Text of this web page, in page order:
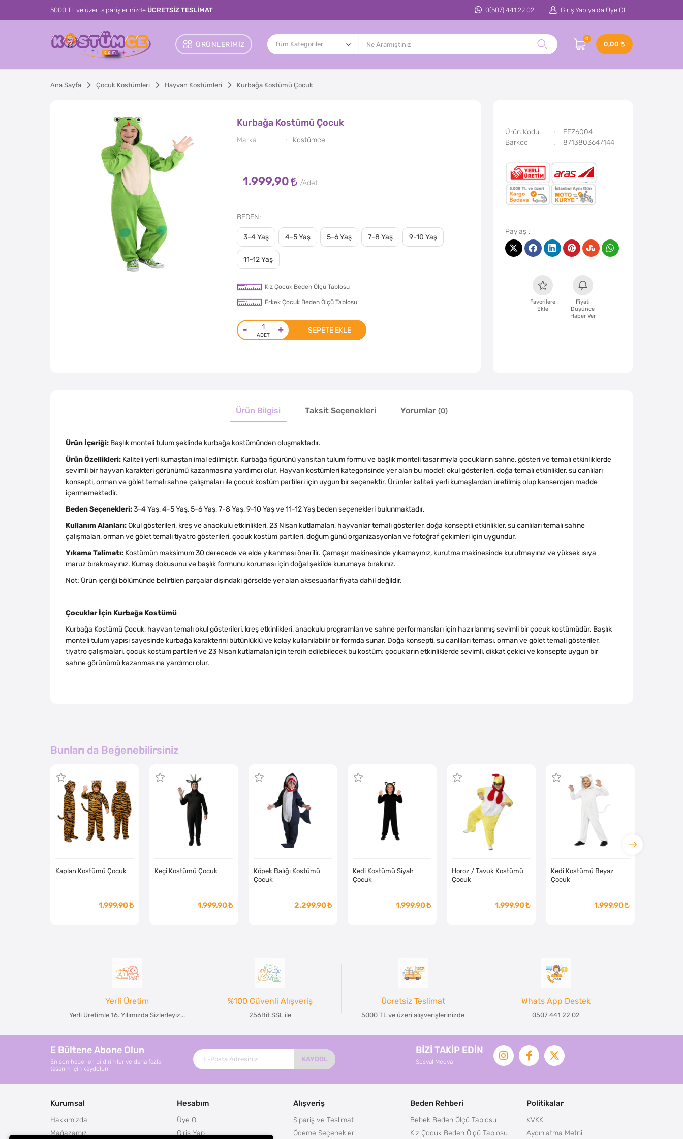
5000 TL ve üzeri siparişlerinizde ÜCRETSİZ TESLİMAT 0(507) 441 22 02 Giriş Yap ya da Üye Ol
ÜRÜNLERIMIZ
0
0,00
Ana Sayfa Çocuk Kostümleri Hayvan Kostümleri Kurbağa Kostümü Çocuk
Kurbağa Kostümü Çocuk
Marka Kostümce
1.999,90
BEDEN
3-4 Yaş 4-5 Yaş 5-6 Yaş 7-8 Yaş 9-10 Yaş
11-12 Yaş
Kız Çocuk Beden Ölçü Tablosu
Erkek Çocuk Beden Ölçü Tablosu
- + SEPETE EKLE
Ürün Kodu
EFZ6004
Barkod
8713803647144
Favorilere
Ekle
Fiyatı
Düşünce
Haber Ver
Ürün Bilgisi Taksit Seçenekleri Yorumlar (0)
Ürün İçeriği: Başlık monteli tulum şeklinde kurbağa kostümünden oluşmaktadır.
Ürün Özellikleri: Kaliteli yerli kumaştan imal edilmiştir. Kurbağa figürünü yansıtan tulum formu ve başlık monteli tasarımıyla çocukların sahne, gösteri ve temalı etkinliklerde
sevimli bir hayvan karakteri görünümü kazanmasına yardımcı olur. Hayvan kostümleri kategorisinde yer alan bu model; okul gösterileri, doğa temalı etkinlikler, su canlıları
konsepti, orman ve gölet temalı sahne çalışmaları ile çocuk kostüm partileri için uygun bir seçenektir. Ürünler kaliteli yerli kumaşlardan üretilmiş olup kanserojen madde
içermemektedir.
Beden Seçenekleri:3-4 Yaş, 4-5 Yaş, 5-6 Yaş, 7-8 Yaş, 9-10 Yaş ve 11-12 Yaş beden seçenekleri bulunmaktadır.
Kullanım Alanları:Okul gösterileri, kreş ve anaokulu etkinlikleri, 23 Nisan kutlamaları, hayvanlar temalı gösteriler, doğa konseptli etkinlikler, su canlıları temalı sahne
çalışmaları, orman ve gölet temalı tiyatro gösterileri, çocuk kostüm partileri, doğum günü organizasyonları ve fotoğraf çekimleri için uygundur.
Yıkama Talimatı: Kostümün maksimum 30 derecede ve elde yıkanması önerilir. Çamaşır makinesinde yıkamayınız, kurutma makinesinde kurutmayınız ve yüksek ısıya
maruz bırakmayınız. Kumaş dokusunu ve başlık formunu koruması için doğal şekilde kurumaya bırakınız.
Not: Ürün içeriği bölümünde belirtilen parçalar dışındaki görselde yer alan aksesuarlar fiyata dahil değildir.
Çocuklar İçin Kurbağa Kostümü
Kurbağa Kostümü Çocuk, hayvan temalı okul gösterileri, kreş etkinlikleri, anaokulu programları ve sahne performansları için hazırlanmış sevimli bir çocuk kostümüdür. Başlık
monteli tulum yapısı sayesinde kurbağa karakterini bütünlüklü ve kolay kullanılabilir bir formda sunar. Doğa konsepti, su canlıları teması, orman ve gölet temalı gösteriler,
tiyatro çalışmaları, çocuk kostüm partileri ve 23 Nisan kutlamaları için tercih edilebilecek bu kostüm; çocukların etkinliklerde sevimli, dikkat çekici ve konsepte uygun bir
sahne görünümü kazanmasına yardımcı olur.
Bunları da Beğenebilirsiniz
Kaplan Kostümü Çocuk
1.999,90
Keçi Kostümü Çocuk
1.999,90
Köpek Balığı Kostümü
Çocuk
2.299,90
Kedi Kostümü Siyah
Çocuk
1.999,90
Horoz / Tavuk Kostümü
Çocuk
1.999,90
Kedi Kostümü Beyaz
Çocuk
1.999,90
Yerli Üretim
Yerli Üretimle 16. Yılımızda Sizlerleyiz...
%100 Güvenli Alışveriş
256Bit SSL ile
Ücretsiz Teslimat
5000 TL ve üzeri alışverişlerinizde
Whats App Destek
0507 441 22 02
E Bültene Abone Olun
En son haberler, bildirimler ve daha fazla
tasarım için kaydolun
KAYDOL
BİZİ TAKİP EDİN
Sosyal Medya
Kurumsal
Hakkımızda
Mağazamız
Hesabım
Üye Ol
Giriş Yap
Alışveriş
Sipariş ve Teslimat
Ödeme Seçenekleri
Beden Rehberi
Bebek Beden Ölçü Tablosu
Kız Çocuk Beden Ölçü Tablosu
Politikalar
KVKK
Aydınlatma Metni